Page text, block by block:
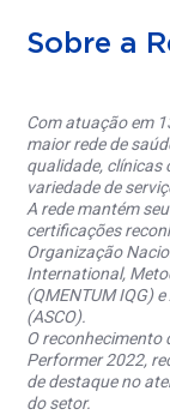
Sobre a
Com atuação em
maior rede de
qualidade, clínicas
variedade de
A rede mantém
certificações
Organização
International,
(QMENTUM IQG)
(ASCO).
O reconhecimento
Performer 2022,
de destaque no
do setor.